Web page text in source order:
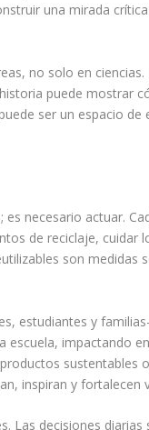
una mirada
no solo en
puede mostrar
ser un espacio de
necesario actuar.
de reciclaje, cuidar
son medidas
estudiantes y
escuela, impactando
sustentables
inspiran y fortalecen
Las decisiones diarias